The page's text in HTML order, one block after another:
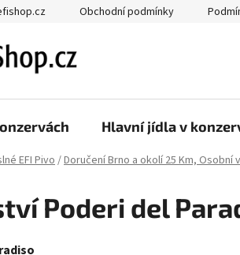
Obchodní podmínky
Hlavní jídla v
EFI Pivo/Doručení Brno a okolí 25 Km, Osobní
Poderi del